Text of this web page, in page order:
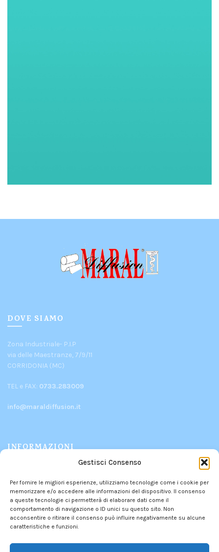
Gestisci Consenso
Per fornire le migliori esperienze, utilizziamo tecnologie come i cookie per
memorizzare e/o accedere alle informazioni del dispositivo. Il consenso
a queste tecnologie ci permetterà di elaborare dati come il
comportamento di navigazione o ID unici su questo sito. Non
acconsentire o ritirare il consenso può influire negativamente su alcune
caratteristiche e funzioni.
DOVE SIAMO
Zona Industriale- P.I.P
via delle Maestranze, 7/9/11
CORRIDONIA (MC)
TEL e FAX: 0733.283009
info@maraldiffusion.it
INFORMAZIONI
CHI SIAMO
CONTATTI
POLITICA DEI RESI
PRIVACY POLICY–COOKIE POLICY
INFORMATIVA DEI CONTRIBUTI PUBBLICI